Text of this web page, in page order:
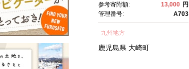
良駅）や青山氏の思い出の
所蔵物や作品が展示された
青山剛昌ふるさと館をはじ
と館までの約1.4kmを「コナ
ン通り」と名付け、キャラ
参考寄附額:
1,000,000
管理番号:
B-EU112
近畿地方
京都府 京都市
貝 海鮮 うな重 ひつまぶ
気 おすすめ 鹿児島県 大崎
町 大隅半島 A703
参考寄附額:
13,000 円
管理番号:
A703
九州地方
鹿児島県 大崎町